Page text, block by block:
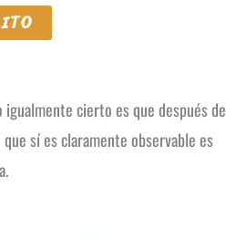
igualmente cierto es que después de
sí es claramente observable es